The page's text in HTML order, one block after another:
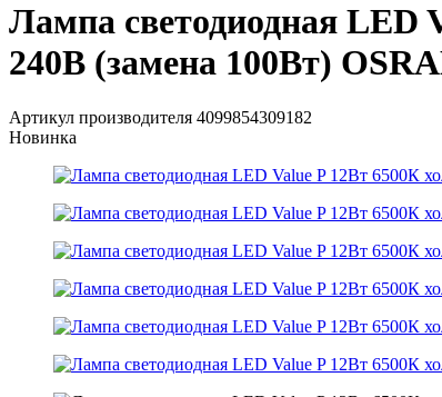
Лампа светодиодная LED
240В (замена 100Вт)
Артикул производителя 4099854309182
Новинка